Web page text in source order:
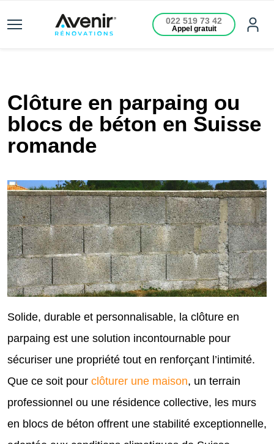
022 519 73 42
Appel gratuit
Clôture en parpaing ou
blocs de béton en Suisse
romande
Solide, durable et personnalisable, la clôture en
parpaing est une solution incontournable pour
sécuriser une propriété tout en renforçant l’intimité.
Que ce soit pour clôturer une maison, un terrain
professionnel ou une résidence collective, les murs
en blocs de béton offrent une stabilité exceptionnelle,